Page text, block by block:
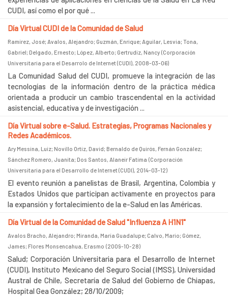
CUDI, así como el por qué ...
Día Virtual CUDI de la Comunidad de Salud
Ramírez, José; Avalos, Alejandro; Guzmán, Enrique; Aguilar, Lesvia; Tona,
Gabriel; Delgado, Ernesto; López, Alberto; Gertrudiz, Nancy (Corporación
Universitaria para el Desarrolo de Internet (CUDI), 2008-03-06)
La Comunidad Salud del CUDI, promueve la integración de las
tecnologías de la información dentro de la práctica médica
orientada a producir un cambio trascendental en la actividad
asistencial, educativa y de investigación ...
Día Virtual sobre e-Salud. Estrategias, Programas Nacionales y
Redes Académicos.
Ary Messina, Luiz; Novillo Ortiz, David; Bernaldo de Quirós, Fernán González;
Sánchez Romero, Juanita; Dos Santos, Alaneir Fatima (Corporación
Universitaria para el Desarrollo de Internet (CUDI), 2014-03-12)
El evento reunión a panelistas de Brasil, Argentina, Colombia y
Estados Unidos que participan activamente en proyectos para
la expansión y fortalecimiento de la e-Salud en las Américas.
Día Virtual de la Comunidad de Salud "Influenza A H1N1"
Avalos Bracho, Alejandro; Miranda, María Guadalupe; Calvo, Mario; Gómez,
James; Flores Monsencahua, Erasmo (2009-10-28)
Salud; Corporación Universitaria para el Desarrollo de Internet
(CUDI), Instituto Mexicano del Seguro Social (IMSS), Universidad
Austral de Chile, Secretaría de Salud del Gobierno de Chiapas,
Hospital Gea González; 28/10/2009;